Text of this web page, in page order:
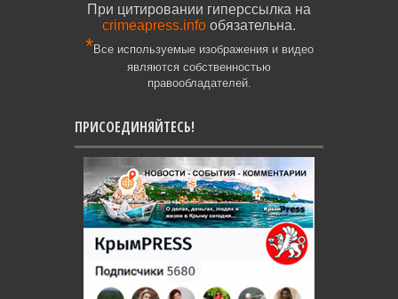
При цитировании гиперссылка на
crimeapress.info обязательна.
*Все используемые изображения и видео
являются собственностью
правообладателей.
ПРИСОЕДИНЯЙТЕСЬ!